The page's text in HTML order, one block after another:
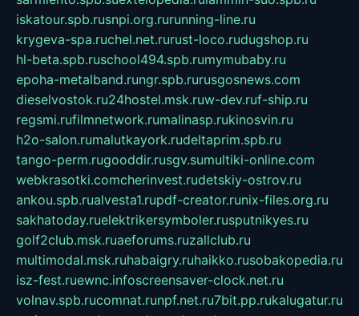
iskatour.spb.rusnpi.org.rurunning-line.ru
krygeva-spa.ruchel.net.rurust-loco.rudugshop.ru
hl-beta.spb.ruschool494.spb.rumymubaby.ru
epoha-metalband.rungr.spb.rurusgosnews.com
dieselvostok.ru24hostel.msk.ruw-dev.ruf-ship.ru
regsmi.rufilmnetwork.rumalinasp.rukinosvin.ru
h2o-salon.rumalutkayork.rudeltaprim.spb.ru
tango-perm.rugooddir.rusgv.sumultiki-online.com
webkrasotki.comcherinvest.rudetskiy-ostrov.ru
ankou.spb.rualvesta1.rupdf-creator.runix-files.org.ru
sakhatoday.ruelektrikersymboler.rusputnikyes.ru
golf2club.msk.ruaeforums.ruzallclub.ru
multimodal.msk.ruhabaigry.ruhaikko.rusobakopedia.ru
isz-fest.ruewnc.infoscreensaver-clock.net.ru
volnav.spb.rucomnat.runpf.net.ru7bit.pp.rukalugatur.ru